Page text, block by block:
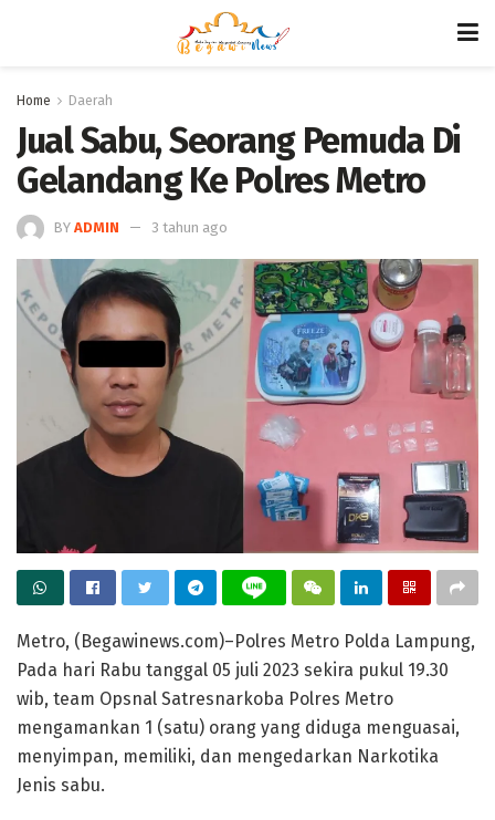
Home Daerah
Jual Sabu, Seorang Pemuda Di
Gelandang Ke Polres Metro
BY ADMIN 3 tahun ago
Metro, (Begawinews.com)–Polres Metro Polda Lampung,
Pada hari Rabu tanggal 05 juli 2023 sekira pukul 19.30
wib, team Opsnal Satresnarkoba Polres Metro
mengamankan 1 (satu) orang yang diduga menguasai,
menyimpan, memiliki, dan mengedarkan Narkotika
Jenis sabu.